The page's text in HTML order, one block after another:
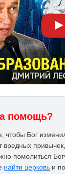
помощь?
чтобы Бог
вредных
помолиться
найти церковь и